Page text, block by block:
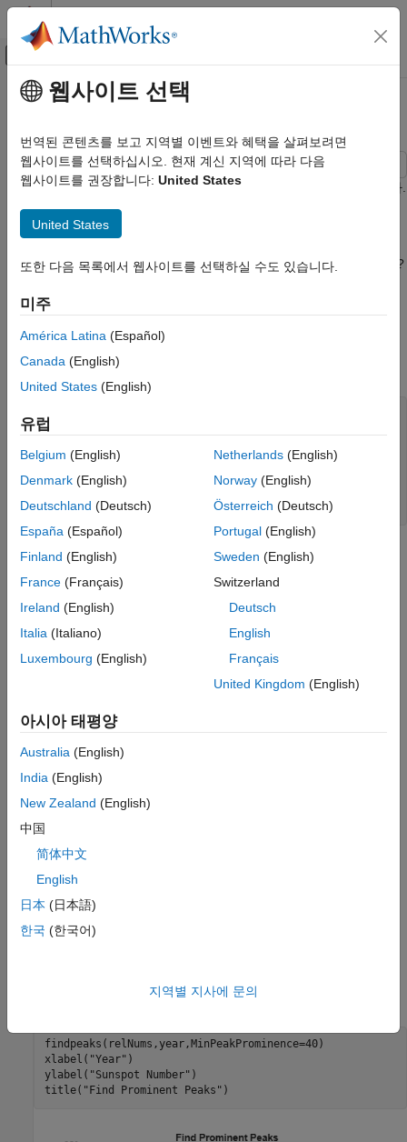
콘텐츠로 바로 가기
오프캔버스 탐색 메뉴 토글
문서 홈
Signal Processing Toolbox
측정 및 특징 추출
이 페이지 내용
피크 간 거리 측정하기
잘려진 신호나 포화된 신호에서 피크 찾기
피크의 진폭 측정하기
주요 콘텐츠
피크 분석
이 예제에서는 기본적인 피크 분석을 수행하는 방법을 보여줍니다.
이는 다음과 같은 문제의 해결에 도움이 됩니다. 신호의 피크는
어떻게 찾습니까? 피크 간의 거리는 어떻게 측정합니까? 추세의
신호의 피크는 어떻게 찾습니까? 국소 최솟값은 어떻게 구합니까?
최댓값 또는 피크 찾기
취리히 흑점 상대 수(Zurich Sunspot Relative Number)는 태양
사용하여 피크의 위치와 값을 찾을 수 있습니다.
load
year = sunspot(:,1);
findpeaks(relNums,year)
xlabel("Year"
ylabel(
"Sunspot Number"
title("Find All Peaks"
위에 나와 있는 플롯은 300년 동안 표로 만들어 온 태양 흑점의
이러한 피크 간 거리를 측정하는 방법을 보여줍니다.
피크 간 거리 측정하기
신호의 피크가 규칙적인 간격으로 나타나는 것처럼 보입니다.
MinPeakProminence
findpeaks(relNums,year,MinPeakProminence=40)
xlabel( "Year" )
ylabel( "Sunspot Number" )
title( "Find Prominent Peaks" )
웹사이트 선택
번역된 콘텐츠를 보고 지역별 이벤트와 혜택을 살펴보려면
웹사이트를 선택하십시오. 현재 계신 지역에 따라 다음
웹사이트를 권장합니다: United States
United States
또한 다음 목록에서 웹사이트를 선택하실 수도 있습니다.
미주
América Latina (Español)
Canada (English)
United States (English)
유럽
Belgium (English)
Denmark (English)
Deutschland (Deutsch)
España (Español)
Finland (English)
France (Français)
Ireland (English)
Italia (Italiano)
Luxembourg (English)
Netherlands(English)
Norway(English)
Österreich (Deutsch)
Portugal(English)
Sweden (English)
Switzerland
Deutsch
English
Français
United Kingdom (English)
아시아 태평양
Australia (English)
India (English)
New Zealand (English)
中国
简体中文
English
日本 (日本語)
한국 (한국어)
지역별 지사에 문의